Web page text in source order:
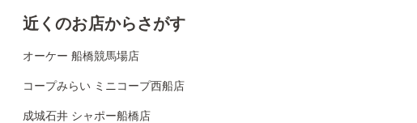
近くのお店からさがす
オーケー 船橋競馬場店
コープみらい ミニコープ西船店
成城石井 シャポー船橋店